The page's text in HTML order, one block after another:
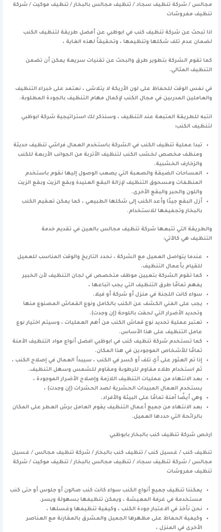
مجالس / شركة تنظيف سجاد / تنظيف مجالس بالبخار / تنظيف موكيت / شركة
تنظيف مفروشات
اذا تبحث عن شركة تنظيف كنب في ابوظبي عن أفضل طريقة لتنظيف الكنب
لضمان عدم تلف شكلها وتنظيمها ، وتحقيقاً لهذه الغاية ،
كما تقوم الشركة بتطوير طرق والبحث عن تقنيات سريعة يمكن أن تضمن
التنظيف المثالي.
في نفس الوقت للحفاظ على لون الأريكة لا يتلاشى ، نعتمد على خبراء التنظيف
والعاملين المدربين في مجال الكنب لإكمال مهام التنظيف بالجودة المطلوبة.
انتبه للطريقة المتبعة عند التنظيف ، وسنذكر لك استراتيجية شركة ابوظبي
لتنظيف الكنب:
تبدا عملية تنظيف الكنب في الشركة باستخدم العمال فراشي تنظيف حديثة
ومنظف مخصص لخشب الكنب لتنظيف الأتربة من الجوانب الأربعة للكنب
والزخارف الخشبية.
المساحات الضيقة والصعبة التي يصعب الوصول إليها نقوم باستخدم
المنظفات ومسحوق التنظيف لإزالة البقع العنيدة وبقع الزيت وبقع الزيت
واللون والحبر والبقع الأخرى.
أزل البقع جيدًا وأعد الكنب إلى شكلها الطبيعي ، كما يمكن تعقيم الكنب
بالبخار وتجفيفها للاستخدام.
والطريقة التي تتبعها شركة تنظيف مجالس بالعين في تقديم خدمة
التنظيف هي كالآتي:
عندما يتواصل العميل مع الشركة ، نحدد التاريخ والوقت المناسب للعميل
للقيام بأعمال التنظيف.
كما تقوم الشركة بتعيين موظف متخصص في لجان التنظيف لأن الخبير
يفهم تمامًا طرق التنظيف التي يجب اتباعها ،
سواء كانت اللجنة في منزل أو شركة أو فيلا.
يجب على الفني الكشف عن الكنب بالكامل ونوع القماش المصنوع منها
وتحديد الأضرار التي لحقت باللوحة (إن وجدت).
تعتبر عملية تحديد نوع قماش الكنب من أهم العمليات ، وسيتم اختيار نوع
عامل التنظيف على هذا الأساس.
كما تستخدم شركة تنظيف كنب في ابوظبي افضل أنواع مواد التنظيف الآمنة
تمامًا للأشخاص الموجودين في هذا المكان.
إذا تم العثور على أي تلف أو كسر في الكنب ، سيبدأ العمال في إصلاح الكنب ،
ثم استخدام طلاء مقاوم للرطوبة ومقاوم للشمس وسهل التنظيف.
بعد الانتهاء من عمليات التنظيف اللازمة وإصلاح الأضرار الموجودة ،
يستخدم العمال المبيدات الحشرية لصد الحشرات (إن وجدت) ،
وهي أيضًا آمنة تمامًا على البيئة والأفراد.
بعد الانتهاء من جميع أعمال التنظيف يقوم العامل برش العطر على المكان
بالرائحة التي حددها العميل.
ارخص شركة تنظيف كنب بالبخار بابوظبي
تنظيف كنب / غسيل كنب / تنظيف كنب بالبخار / شركة تنظيف مجالس / غسيل
مجالس / شركة تنظيف سجاد / تنظيف مجالس بالبخار / تنظيف موكيت / شركة
تنظيف مفروشات
يمكننا تنظيف جميع أنواع الكنب سواء كانت كنب صالون أو جلوس أو حتى كنب
مستخدمة في غرفة المعيشة ، ويمكن تنظيفها بسهولة ويسر.
نحن نأخذ في الاعتبار جودة الكنب ، وكيفية تنظيفها وغسلها ،
وكيفية الحفاظ على مظهرها الجميل والمشرق بالمقارنة مع العناصر
الأخرى في المنزل ،